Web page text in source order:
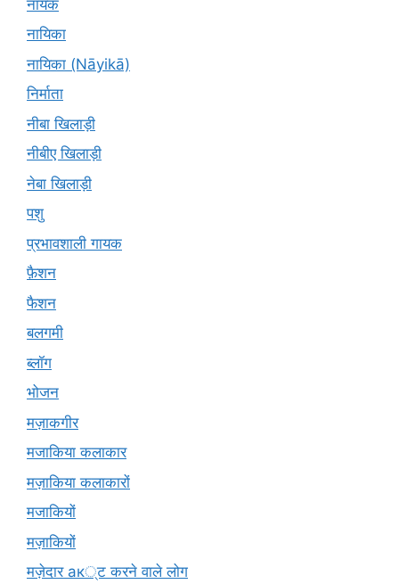
नायक
नायिका
नायिका (Nāyikā)
निर्माता
नीबा खिलाड़ी
नीबीए खिलाड़ी
नेबा खिलाड़ी
पशु
प्रभावशाली गायक
फ़ैशन
फैशन
बलगमी
ब्लॉग
भोजन
मज़ाकगीर
मजाकिया कलाकार
मज़ाकिया कलाकारों
मजाकियों
मज़ाकियों
मज़ेदार ак्ट करने वाले लोग